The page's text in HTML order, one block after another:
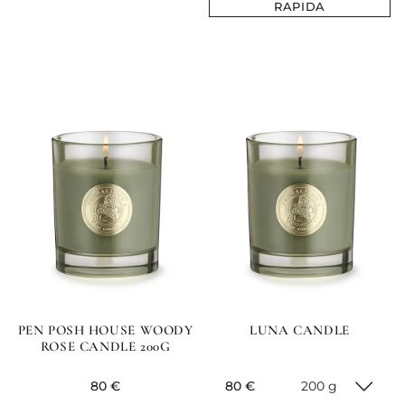
RAPIDA
PEN POSH HOUSE WOODY
ROSE CANDLE 200G
current price
80 €
LUNA CANDLE
current price
80 € 200 g